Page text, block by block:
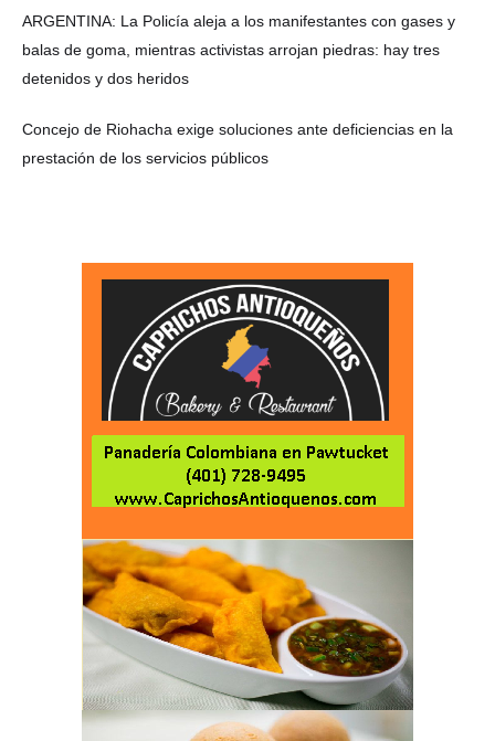
ARGENTINA: La Policía aleja a los manifestantes con gases y
balas de goma, mientras activistas arrojan piedras: hay tres
detenidos y dos heridos
Concejo de Riohacha exige soluciones ante deficiencias en la
prestación de los servicios públicos